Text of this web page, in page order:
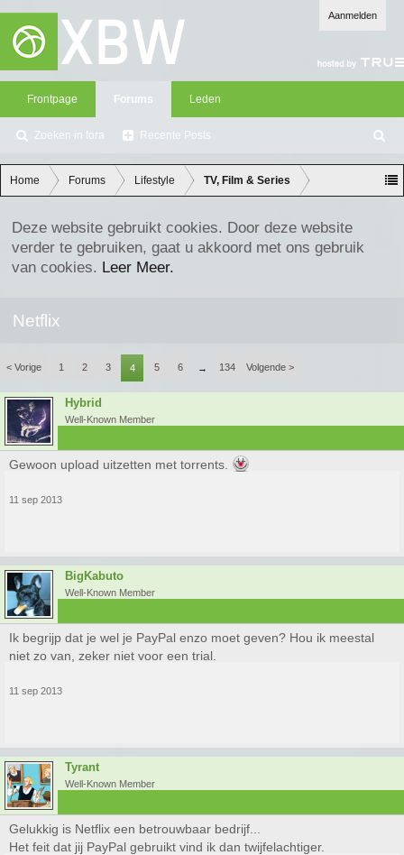
Aanmelden
Frontpage Forums
Zoeken in fora Recente Posts
Leden
oe
ke
n
Home Forums Lifestyle TV, Film & Series
Deze website gebruikt cookies. Door deze website
verder te gebruiken, gaat u akkoord met ons gebruik
van cookies. Leer Meer.
Netflix
< Vorige 1 2 3 4 5 6 → 134 Volgende >
Hybrid
Well-Known Member
Gewoon upload uitzetten met torrents.
11 sep 2013
BigKabuto
Well-Known Member
Ik begrijp dat je wel je PayPal enzo moet geven? Hou ik meestal
niet zo van, zeker niet voor een trial.
11 sep 2013
Tyrant
Well-Known Member
Gelukkig is Netflix een betrouwbaar bedrijf...
Het feit dat jij PayPal gebruikt vind ik dan twijfelachtiger.